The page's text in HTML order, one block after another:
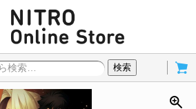
検索